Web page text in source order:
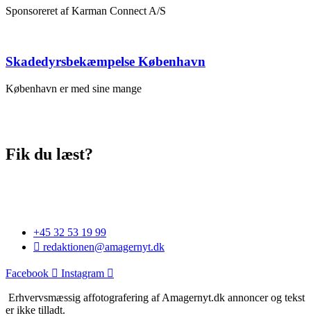
Sponsoreret af Karman Connect A/S
Skadedyrsbekæmpelse København
København er med sine mange
Fik du læst?
+45 32 53 19 99
redaktionen@amagernyt.dk
Facebook Instagram
Erhvervsmæssig affotografering af Amagernyt.dk annoncer og tekst
er ikke tilladt.